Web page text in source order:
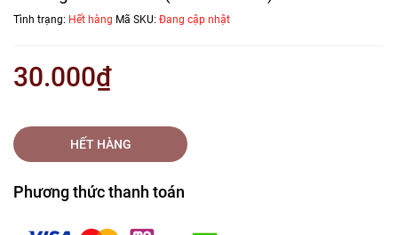
Tình trạng: Hết hàng Mã SKU: Đang cập nhật
30.000₫
HẾT HÀNG
Phương thức thanh toán